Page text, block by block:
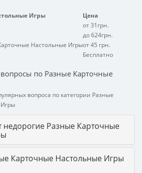
Игры
Цена
от 31грн.
до 624грн.
Настольные Игрыот 45 грн.
Бесплатно
по Разные Карточные
вопроса по категории Разные
недорогие Разные Карточные
Карточные Настольные Игры